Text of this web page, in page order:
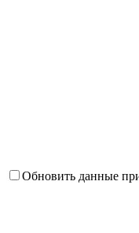
Обновить данные